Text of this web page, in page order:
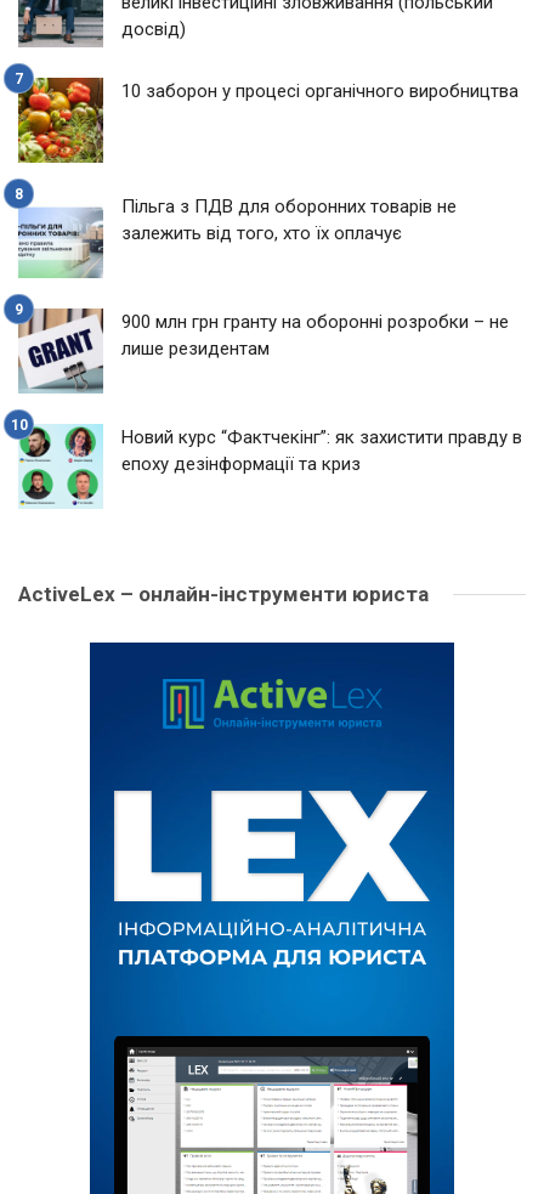
досвід)
10 заборон у процесі органічного виробництва
Пільга з ПДВ для оборонних товарів не
залежить від того, хто їх оплачує
900 млн грн гранту на оборонні розробки – не
лише резидентам
Новий курс “Фактчекінг”: як захистити правду в
епоху дезінформації та криз
ActiveLex – онлайн-інструменти юриста